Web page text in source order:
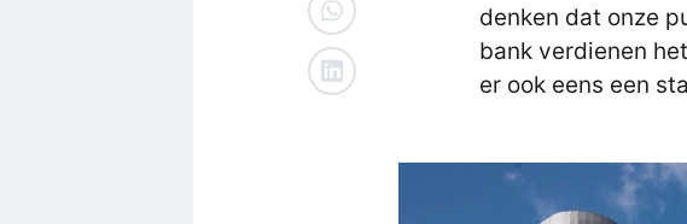
denken dat onze
bank verdienen
er ook eens een